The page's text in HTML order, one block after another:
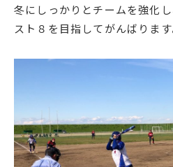
アクセス
お
冬にしっかりとチームを強化
スト８を目指してがんばります